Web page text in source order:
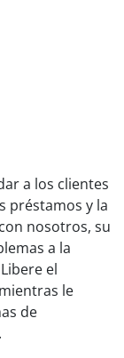
a los clientes
préstamos y la
nosotros, su
a la
el
le
de